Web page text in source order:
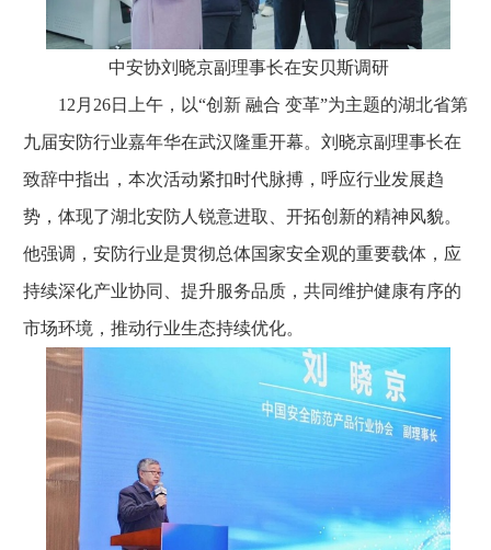
中安协刘晓京副理事长在安贝斯调研
12月26日上午，以“创新 融合 变革”为主题的湖北省第
九届安防行业嘉年华在武汉隆重开幕。刘晓京副理事长在
致辞中指出，本次活动紧扣时代脉搏，呼应行业发展趋
势，体现了湖北安防人锐意进取、开拓创新的精神风貌。
他强调，安防行业是贯彻总体国家安全观的重要载体，应
持续深化产业协同、提升服务品质，共同维护健康有序的
市场环境，推动行业生态持续优化。